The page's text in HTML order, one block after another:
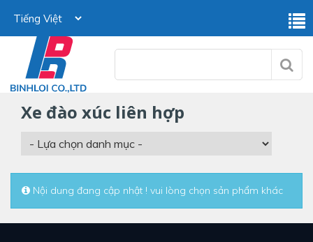
xe đào xúc liên hợp
Nội dung đang cập nhật ! vui lòng chọn sản phẩm khác